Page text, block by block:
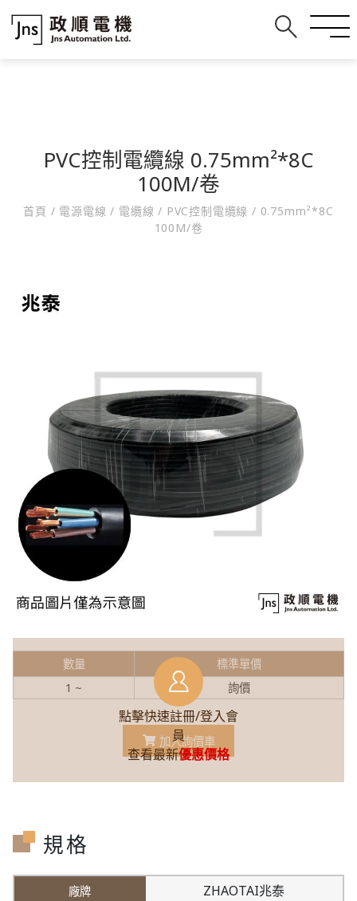
PVC控制電纜線 0.75mm²*8C
100M/卷
首頁 / 電源電線/ 電纜線/ PVC控制電纜線/ 0.75mm²*8C
100M/卷
點擊快速註冊/登入會
員
查看最新優惠價格
數量
標準單價
1 ~
詢價
加入詢價車
規格
ZHAOTAI兆泰